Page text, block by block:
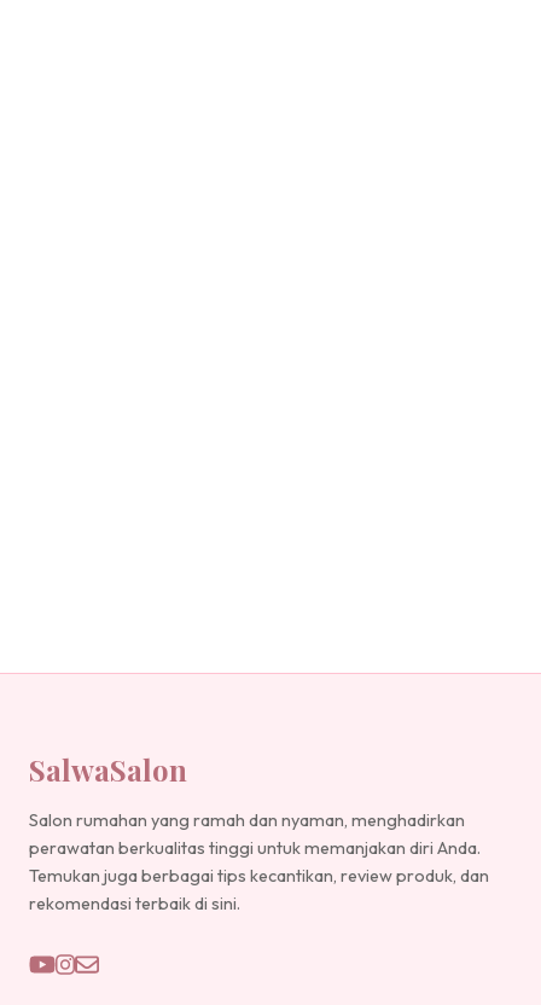
SalwaSalon
Salon rumahan yang ramah dan nyaman, menghadirkan
perawatan berkualitas tinggi untuk memanjakan diri Anda.
Temukan juga berbagai tips kecantikan, review produk, dan
rekomendasi terbaik di sini.